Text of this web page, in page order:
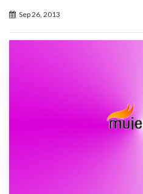
Sep 26, 2013